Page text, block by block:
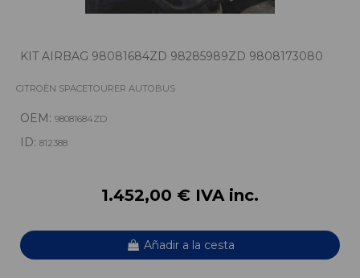
KIT AIRBAG 98081684ZD 98285989ZD 9808173080
CITROËN SPACETOURER AUTOBUS
OEM: 98081684ZD
ID: 812388
1.452,00 € IVA inc.
Añadir a la cesta